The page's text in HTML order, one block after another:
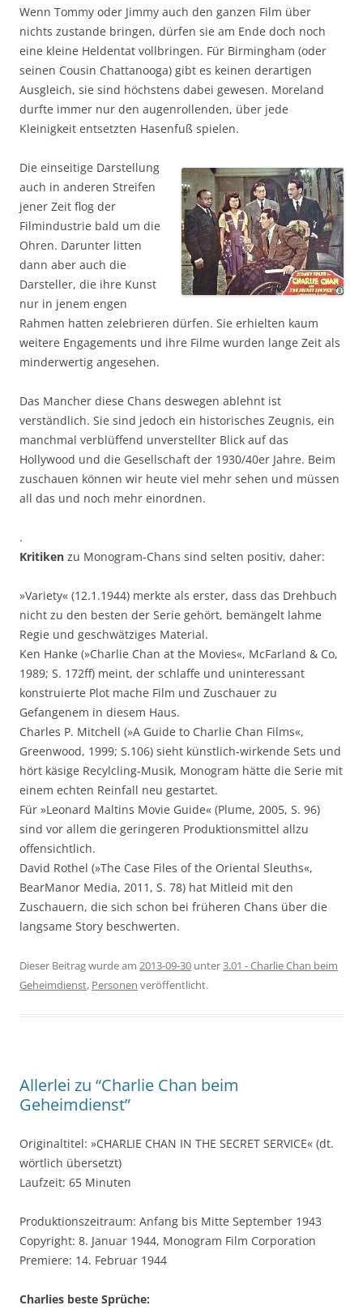
Wenn Tommy oder Jimmy auch den ganzen Film über
nichts zustande bringen, dürfen sie am Ende doch noch
eine kleine Heldentat vollbringen. Für Birmingham (oder
seinen Cousin Chattanooga) gibt es keinen derartigen
Ausgleich, sie sind höchstens dabei gewesen. Moreland
durfte immer nur den augenrollenden, über jede
Kleinigkeit entsetzten Hasenfuß spielen.
Die einseitige Darstellung
auch in anderen Streifen
jener Zeit flog der
Filmindustrie bald um die
Ohren. Darunter litten
dann aber auch die
Darsteller, die ihre Kunst
nur in jenem engen
Rahmen hatten zelebrieren dürfen. Sie erhielten kaum
weitere Engagements und ihre Filme wurden lange Zeit als
minderwertig angesehen.
Das Mancher diese Chans deswegen ablehnt ist
verständlich. Sie sind jedoch ein historisches Zeugnis, ein
manchmal verblüffend unverstellter Blick auf das
Hollywood und die Gesellschaft der 1930/40er Jahre. Beim
zuschauen können wir heute viel mehr sehen und müssen
all das und noch mehr einordnen.
.
Kritiken zu Monogram-Chans sind selten positiv, daher:
»Variety« (12.1.1944) merkte als erster, dass das Drehbuch
nicht zu den besten der Serie gehört, bemängelt lahme
Regie und geschwätziges Material.
Ken Hanke (»Charlie Chan at the Movies«, McFarland & Co,
1989; S. 172ff) meint, der schlaffe und uninteressant
konstruierte Plot mache Film und Zuschauer zu
Gefangenem in diesem Haus.
Charles P. Mitchell (»A Guide to Charlie Chan Films«,
Greenwood, 1999; S.106) sieht künstlich-wirkende Sets und
hört käsige Recylcling-Musik, Monogram hätte die Serie mit
einem echten Reinfall neu gestartet.
Für »Leonard Maltins Movie Guide« (Plume, 2005, S. 96)
sind vor allem die geringeren Produktionsmittel allzu
offensichtlich.
David Rothel (»The Case Files of the Oriental Sleuths«,
BearManor Media, 2011, S. 78) hat Mitleid mit den
Zuschauern, die sich schon bei früheren Chans über die
langsame Story beschwerten.
Dieser Beitrag wurde am 2013-09-30 unter3.01 - Charlie Chan beim
Geheimdienst, Personen veröffentlicht.
Allerlei zu “Charlie Chan beim
Geheimdienst”
Originaltitel: »CHARLIE CHAN IN THE SECRET SERVICE« (dt.
wörtlich übersetzt)
Laufzeit: 65 Minuten
Produktionszeitraum: Anfang bis Mitte September 1943
Copyright: 8. Januar 1944, Monogram Film Corporation
Premiere: 14. Februar 1944
Charlies beste Sprüche: